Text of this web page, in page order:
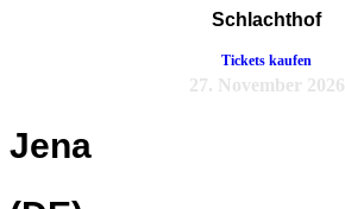
Schlachthof
Tickets kaufen
27. November 2026
Jena